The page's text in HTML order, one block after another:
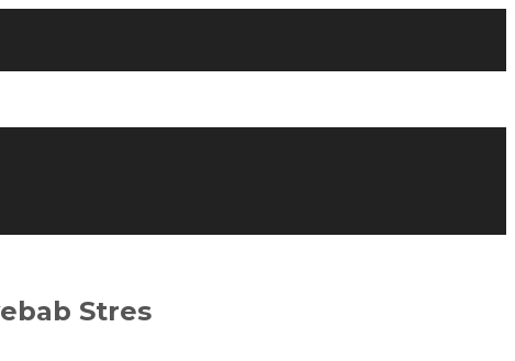
Stres